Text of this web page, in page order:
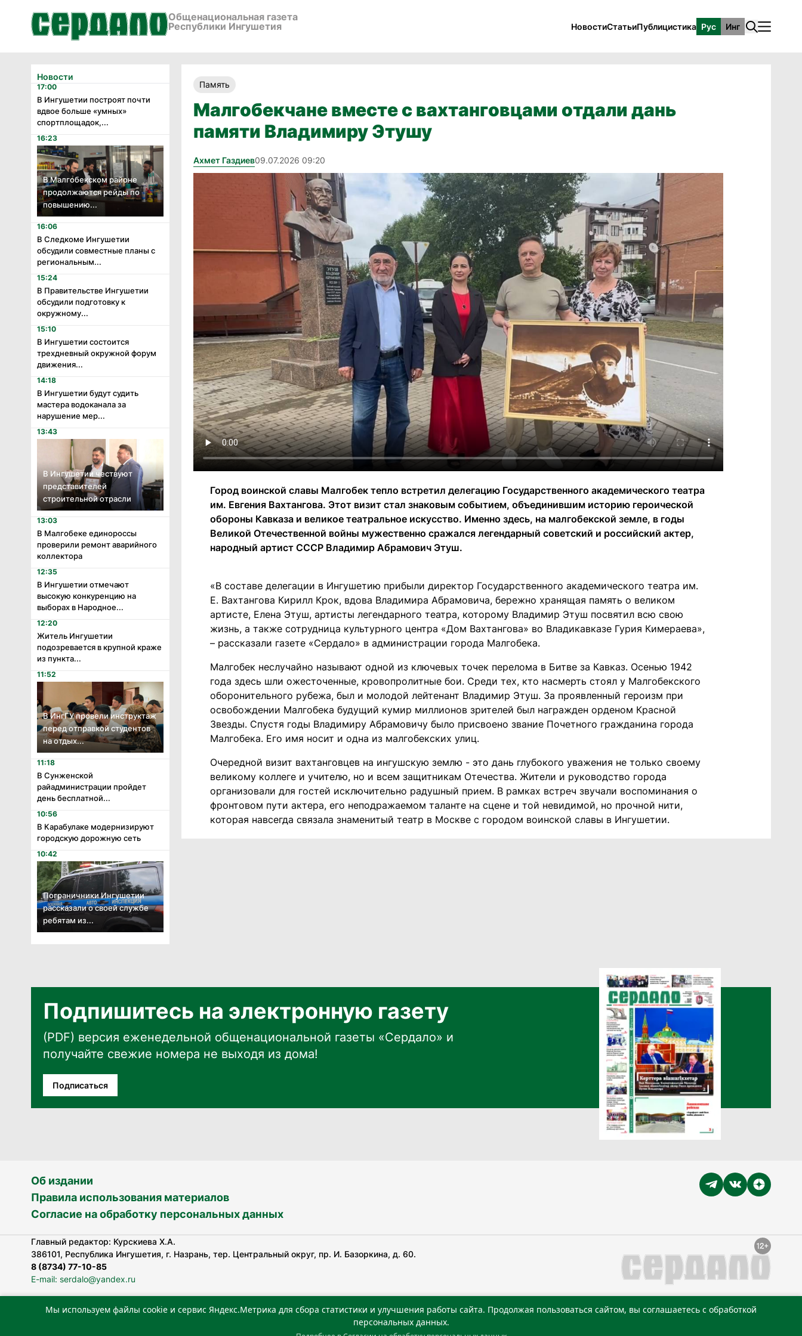
Общенациональная газета
Республики Ингушетия
НовостиСтатьиПублицистика Рус Инг
Новости
17:00
В Ингушетии построят почти
вдвое больше «умных»
спортплощадок,...
16:23
В Малгобекском районе
продолжаются рейды по
повышению...
16:06
В Следкоме Ингушетии
обсудили совместные планы с
региональным...
15:24
В Правительстве Ингушетии
обсудили подготовку к
окружному...
15:10
В Ингушетии состоится
трехдневный окружной форум
движения...
14:18
В Ингушетии будут судить
мастера водоканала за
нарушение мер...
13:43
В Ингушетии чествуют
представителей
строительной отрасли
13:03
В Малгобеке единороссы
проверили ремонт аварийного
коллектора
12:35
В Ингушетии отмечают
высокую конкуренцию на
выборах в Народное...
12:20
Житель Ингушетии
подозревается в крупной краже
из пункта...
11:52
В ИнгГУ провели инструктаж
перед отправкой студентов
на отдых...
11:18
В Сунженской
райадминистрации пройдет
день бесплатной...
10:56
В Карабулаке модернизируют
городскую дорожную сеть
10:42
Пограничники Ингушетии
рассказали о своей службе
ребятам из...
Память
Малгобекчане вместе с вахтанговцами отдали дань
памяти Владимиру Этушу
Ахмет Газдиев09.07.2026 09:20
Город воинской славы Малгобек тепло встретил делегацию Государственного академического театра
им. Евгения Вахтангова. Этот визит стал знаковым событием, объединившим историю героической
обороны Кавказа и великое театральное искусство. Именно здесь, на малгобекской земле, в годы
Великой Отечественной войны мужественно сражался легендарный советский и российский актер,
народный артист СССР Владимир Абрамович Этуш.
«В составе делегации в Ингушетию прибыли директор Государственного академического театра им.
Е. Вахтангова Кирилл Крок, вдова Владимира Абрамовича, бережно хранящая память о великом
артисте, Елена Этуш, артисты легендарного театра, которому Владимир Этуш посвятил всю свою
жизнь, а также сотрудница культурного центра «Дом Вахтангова» во Владикавказе Гурия Кимераева»,
– рассказали газете «Сердало» в администрации города Малгобека.
Малгобек неслучайно называют одной из ключевых точек перелома в Битве за Кавказ. Осенью 1942
года здесь шли ожесточенные, кровопролитные бои. Среди тех, кто насмерть стоял у Малгобекского
оборонительного рубежа, был и молодой лейтенант Владимир Этуш. За проявленный героизм при
освобождении Малгобека будущий кумир миллионов зрителей был награжден орденом Красной
Звезды. Спустя годы Владимиру Абрамовичу было присвоено звание Почетного гражданина города
Малгобека. Его имя носит и одна из малгобекских улиц.
Очередной визит вахтанговцев на ингушскую землю - это дань глубокого уважения не только своему
великому коллеге и учителю, но и всем защитникам Отечества. Жители и руководство города
организовали для гостей исключительно радушный прием. В рамках встреч звучали воспоминания о
фронтовом пути актера, его неподражаемом таланте на сцене и той невидимой, но прочной нити,
которая навсегда связала знаменитый театр в Москве с городом воинской славы в Ингушетии.
Подпишитесь на электронную газету
(PDF) версия еженедельной общенациональной газеты «Сердало» и
получайте свежие номера не выходя из дома!
Подписаться
Об издании
Правила использования материалов
Согласие на обработку персональных данных
Главный редактор: Курскиева Х.А.
386101, Республика Ингушетия, г. Назрань, тер. Центральный округ, пр. И. Базоркина, д. 60.
8 (8734) 77-10-85
E-mail: serdalo@yandex.ru
Сетевое издание «Сердало» зарегистрировано Федеральной службой по надзору в сфере связи, информационных
Мы используем файлы cookie и сервис Яндекс.Метрика для сбора статистики и улучшения работы сайта. Продолжая пользоваться сайтом, вы соглашаетесь с обработкой
персональных данных.